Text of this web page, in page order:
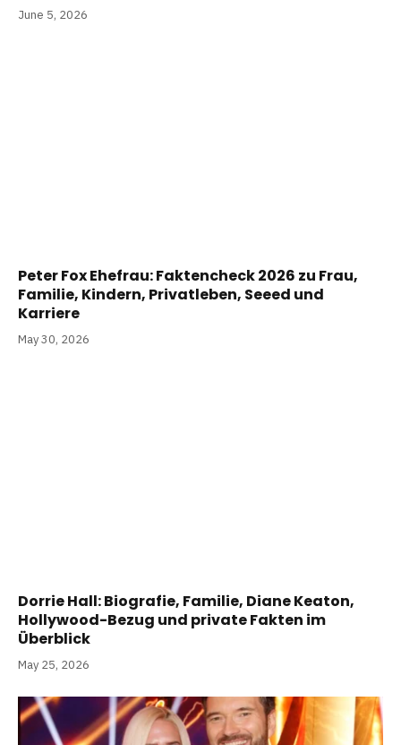
June 5, 2026
Peter Fox Ehefrau: Faktencheck 2026 zu Frau,
Familie, Kindern, Privatleben, Seeed und
Karriere
May 30, 2026
Dorrie Hall: Biografie, Familie, Diane Keaton,
Hollywood-Bezug und private Fakten im
Überblick
May 25, 2026